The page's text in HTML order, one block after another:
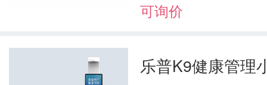
可询价
乐普K9健康管理